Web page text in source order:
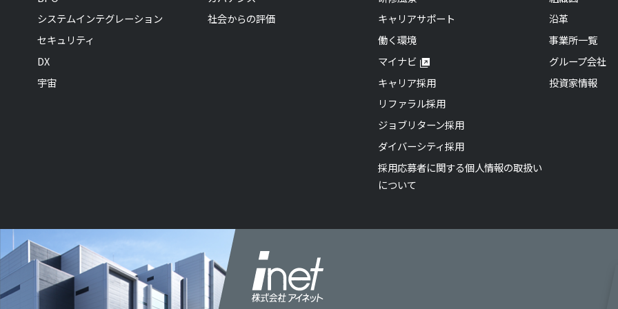
システムインテグレーション
セキュリティ
DX
宇宙
社会からの評価
キャリアサポート
働く環境
マイナビ
キャリア採用
リファラル採用
ジョブリターン採用
ダイバーシティ採用
採用応募者に関する個人情報の取扱い
について
沿革
事業所一覧
グループ会社
投資家情報